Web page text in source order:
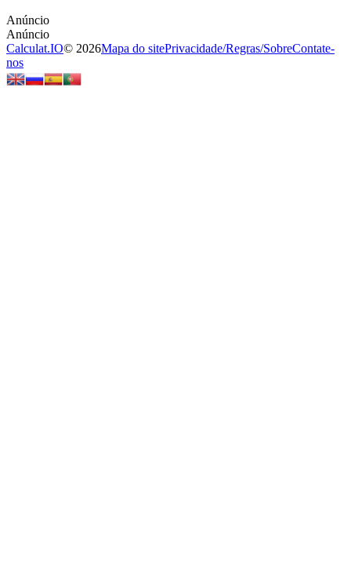
Calculat.IO© 2026Mapa do sitePrivacidade/Regras/SobreContate-
nos